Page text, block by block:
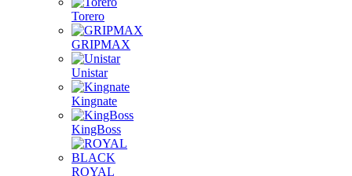
Torero
GRIPMAX
Unistar
Kingnate
KingBoss
ROYAL